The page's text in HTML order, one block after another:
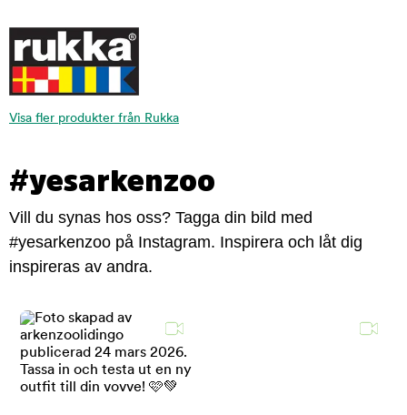
Visa fler produkter från Rukka
#yesarkenzoo
Vill du synas hos oss? Tagga din bild med
#yesarkenzoo på Instagram. Inspirera och låt dig
inspireras av andra.